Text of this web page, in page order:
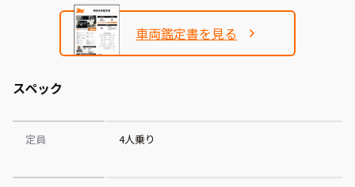
車両鑑定書を見る
スペック
定員 4人乗り